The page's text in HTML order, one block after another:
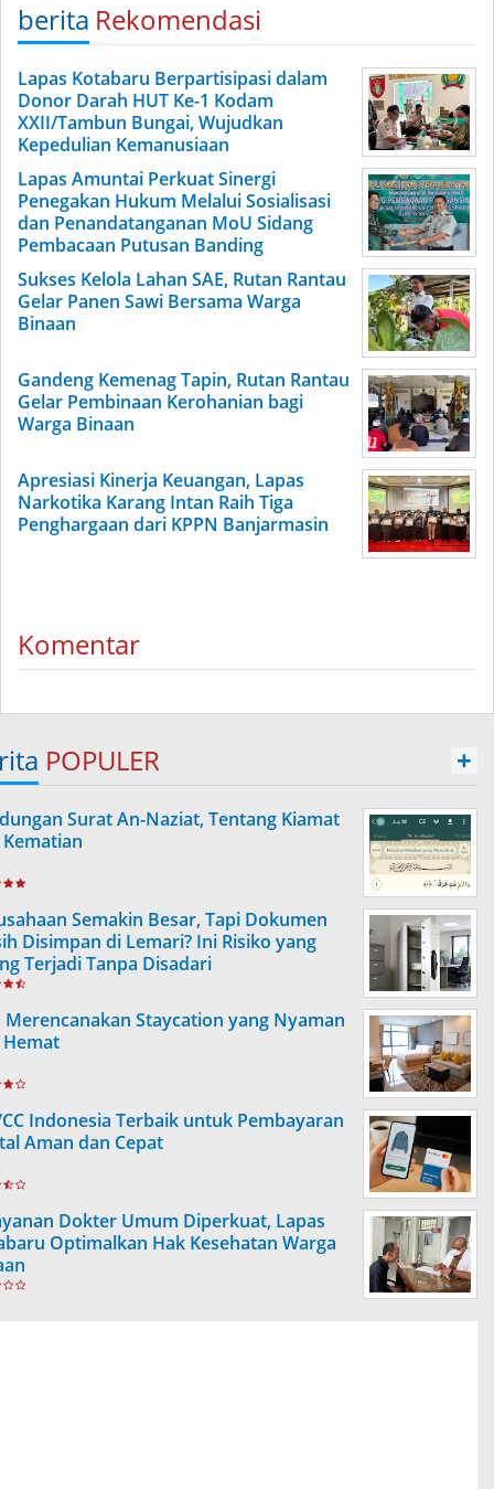
berita Rekomendasi
Lapas Kotabaru Berpartisipasi dalam
Donor Darah HUT Ke-1 Kodam
XXII/Tambun Bungai, Wujudkan
Kepedulian Kemanusiaan
Lapas Amuntai Perkuat Sinergi
Penegakan Hukum Melalui Sosialisasi
dan Penandatanganan MoU Sidang
Pembacaan Putusan Banding
Sukses Kelola Lahan SAE, Rutan Rantau
Gelar Panen Sawi Bersama Warga
Binaan
Gandeng Kemenag Tapin, Rutan Rantau
Gelar Pembinaan Kerohanian bagi
Warga Binaan
Apresiasi Kinerja Keuangan, Lapas
Narkotika Karang Intan Raih Tiga
Penghargaan dari KPPN Banjarmasin
Komentar
POPULER +
Surat An-Naziat, Tentang Kiamat
Semakin Besar, Tapi Dokumen
Disimpan di Lemari? Ini Risiko yang
Terjadi Tanpa Disadari
Merencanakan Staycation yang Nyaman
Indonesia Terbaik untuk Pembayaran
Aman dan Cepat
Dokter Umum Diperkuat, Lapas
Optimalkan Hak Kesehatan Warga